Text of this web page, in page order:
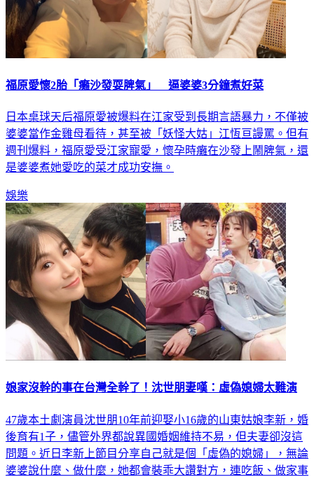
福原愛懷2胎「癱沙發耍脾氣」 逼婆婆3分鐘煮好菜
日本桌球天后福原愛被爆料在江家受到長期言語暴力，不僅被
婆婆當作金雞母看待，甚至被「妖怪大姑」江恆亘謾罵。但有
週刊爆料，福原愛受江家寵愛，懷孕時癱在沙發上鬧脾氣，還
是婆婆煮她愛吃的菜才成功安撫。
娛樂
娘家沒幹的事在台灣全幹了！沈世朋妻嘆：虛偽媳婦太難演
47歲本土劇演員沈世朋10年前迎娶小16歲的山東姑娘李新，婚
後育有1子，儘管外界都說異國婚姻維持不易，但夫妻卻沒這
問題。近日李新上節目分享自己就是個「虛偽的媳婦」，無論
婆婆說什麼、做什麼，她都會裝乖大讚對方，連吃飯、做家事